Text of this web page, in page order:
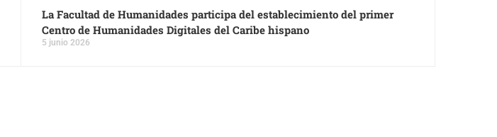
La Facultad de Humanidades participa del establecimiento del primer
Centro de Humanidades Digitales del Caribe hispano
5 junio 2026